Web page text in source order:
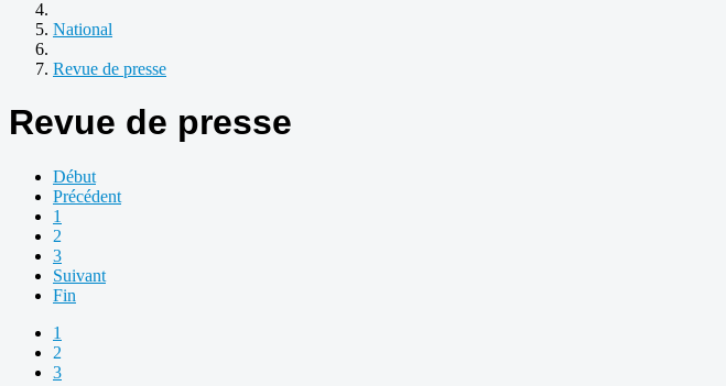
National
Revue de presse
Revue de presse
Début
Précédent
1
2
3
Suivant
Fin
1
2
3